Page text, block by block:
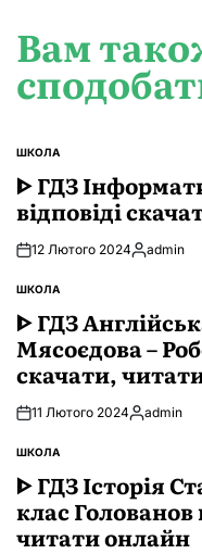
Вам
ОПУБЛІКУВАТИ
У
ШКОЛА
ᐈ ГДЗ
відповіді
12 Лютого 2024 admin
ОПУБЛІКУВАТИ
У
ШКОЛА
ᐈ ГДЗ
Мясоєдова –
скачати,
11 Лютого 2024 admin
ОПУБЛІКУВАТИ
У
ШКОЛА
ᐈ ГДЗ Історія
клас Голованов
читати онлайн